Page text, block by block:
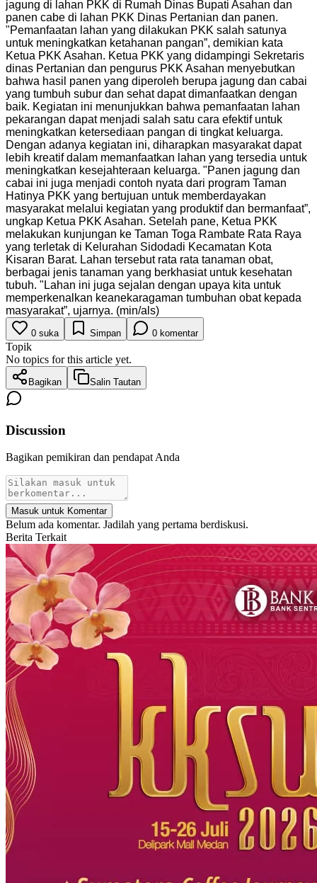
jagung di lahan PKK di Rumah Dinas Bupati Asahan dan
panen cabe di lahan PKK Dinas Pertanian dan panen.
"Pemanfaatan lahan yang dilakukan PKK salah satunya
untuk meningkatkan ketahanan pangan”, demikian kata
Ketua PKK Asahan. Ketua PKK yang didampingi Sekretaris
dinas Pertanian dan pengurus PKK Asahan menyebutkan
bahwa hasil panen yang diperoleh berupa jagung dan cabai
yang tumbuh subur dan sehat dapat dimanfaatkan dengan
baik. Kegiatan ini menunjukkan bahwa pemanfaatan lahan
pekarangan dapat menjadi salah satu cara efektif untuk
meningkatkan ketersediaan pangan di tingkat keluarga.
Dengan adanya kegiatan ini, diharapkan masyarakat dapat
lebih kreatif dalam memanfaatkan lahan yang tersedia untuk
meningkatkan kesejahteraan keluarga. "Panen jagung dan
cabai ini juga menjadi contoh nyata dari program Taman
Hatinya PKK yang bertujuan untuk memberdayakan
masyarakat melalui kegiatan yang produktif dan bermanfaat”,
ungkap Ketua PKK Asahan. Setelah pane, Ketua PKK
melakukan kunjungan ke Taman Toga Rambate Rata Raya
yang terletak di Kelurahan Sidodadi Kecamatan Kota
Kisaran Barat. Lahan tersebut rata rata tanaman obat,
berbagai jenis tanaman yang berkhasiat untuk kesehatan
tubuh. "Lahan ini juga sejalan dengan upaya kita untuk
memperkenalkan keanekaragaman tumbuhan obat kepada
masyarakat”, ujarnya. (min/als)
0 suka Simpan 0 komentar
Topik
No topics for this article yet.
Bagikan Salin Tautan
Discussion
Bagikan pemikiran dan pendapat Anda
Masuk untuk Komentar
Belum ada komentar. Jadilah yang pertama berdiskusi.
Berita Terkait